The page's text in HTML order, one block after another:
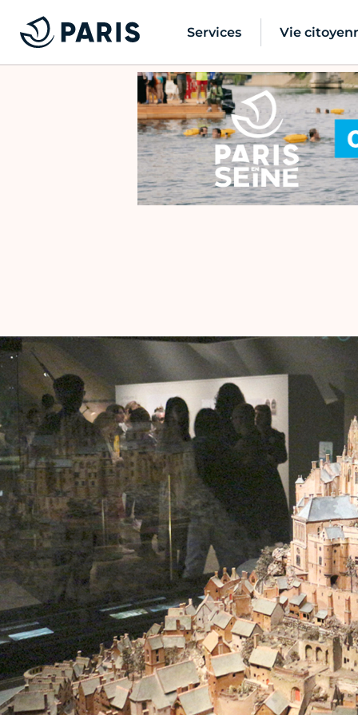
Services Vie